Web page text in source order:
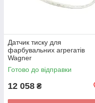
Датчик тиску для
фарбувальних агрегатів
Wagner
Готово до відправки
12 058 ₴